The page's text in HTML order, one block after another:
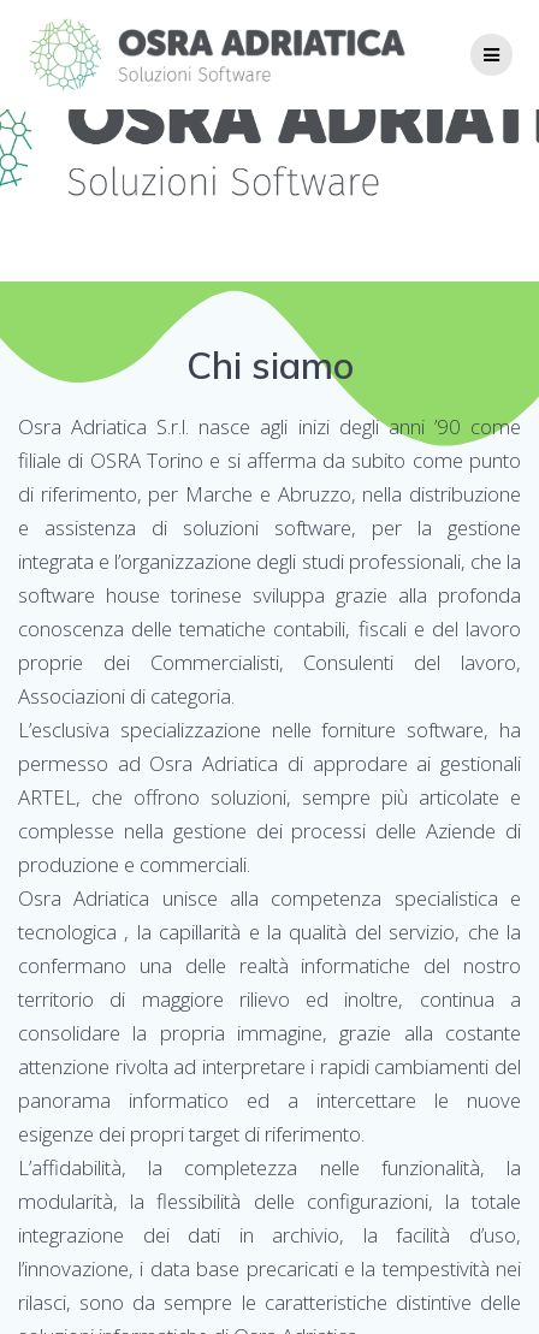
to
content
Chi siamo
Osra Adriatica S.r.l. nasce agli inizi degli anni ’90 come
filiale di OSRA Torino e si afferma da subito come punto
di riferimento, per Marche e Abruzzo, nella distribuzione
e assistenza di soluzioni software, per la gestione
integrata e l’organizzazione degli studi professionali, che la
software house torinese sviluppa grazie alla profonda
conoscenza delle tematiche contabili, fiscali e del lavoro
proprie dei Commercialisti, Consulenti del lavoro,
Associazioni di categoria.
L’esclusiva specializzazione nelle forniture software, ha
permesso ad Osra Adriatica di approdare ai gestionali
ARTEL, che offrono soluzioni, sempre più articolate e
complesse nella gestione dei processi delle Aziende di
produzione e commerciali.
Osra Adriatica unisce alla competenza specialistica e
tecnologica , la capillarità e la qualità del servizio, che la
confermano una delle realtà informatiche del nostro
territorio di maggiore rilievo ed inoltre, continua a
consolidare la propria immagine, grazie alla costante
attenzione rivolta ad interpretare i rapidi cambiamenti del
panorama informatico ed a intercettare le nuove
esigenze dei propri target di riferimento.
L’affidabilità, la completezza nelle funzionalità, la
modularità, la flessibilità delle configurazioni, la totale
integrazione dei dati in archivio, la facilità d’uso,
l’innovazione, i data base precaricati e la tempestività nei
rilasci, sono da sempre le caratteristiche distintive delle